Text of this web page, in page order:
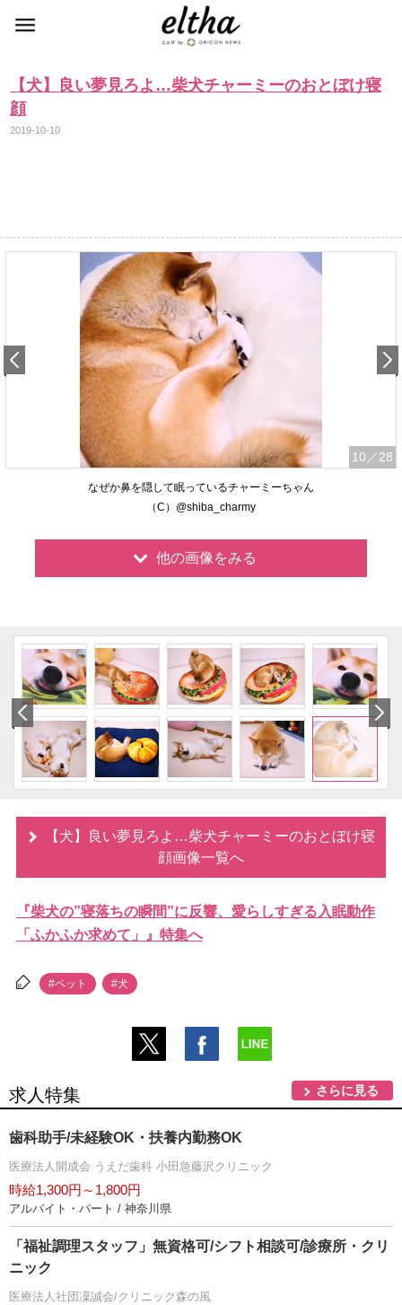
【犬】良い夢見ろよ…柴犬チャーミーのおとぼけ寝
顔
2019-10-10
10 ／28
なぜか鼻を隠して眠っているチャーミーちゃん
（C）@shiba_charmy
他の画像をみる
【犬】良い夢見ろよ…柴犬チャーミーのおとぼけ寝
顔画像一覧へ
『柴犬の”寝落ちの瞬間”に反響、愛らしすぎる入眠動作
「ふかふか求めて」』特集へ
#ペット #犬
求人特集 さらに見る
歯科助手/未経験OK・扶養内勤務OK
医療法人開成会 うえだ歯科 小田急藤沢クリニック
時給1,300円～1,800円
アルバイト・パート / 神奈川県
「福祉調理スタッフ」無資格可/シフト相談可/診療所・クリ
ニック
医療法人社団凜誠会/クリニック森の風